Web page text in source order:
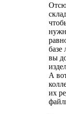
базе
вы
А
их